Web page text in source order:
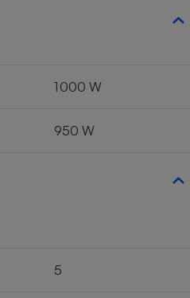
1 000 W
950 W
5